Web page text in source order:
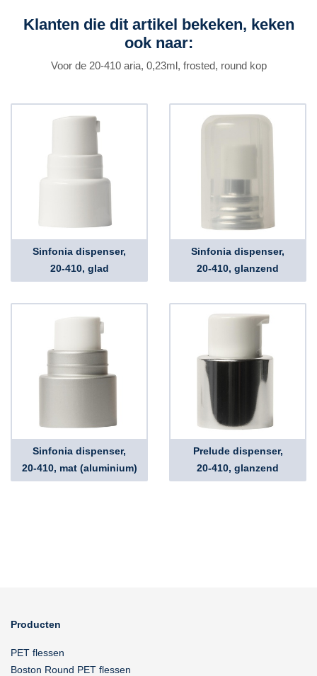
Klanten die dit artikel bekeken, keken
ook naar:
Voor de 20-410 aria, 0,23ml, frosted, round kop
Sinfonia dispenser,
20-410, glad
Sinfonia dispenser,
20-410, glanzend
Sinfonia dispenser,
20-410, mat (aluminium)
Prelude dispenser,
20-410, glanzend
Producten
PET flessen
Boston Round PET flessen